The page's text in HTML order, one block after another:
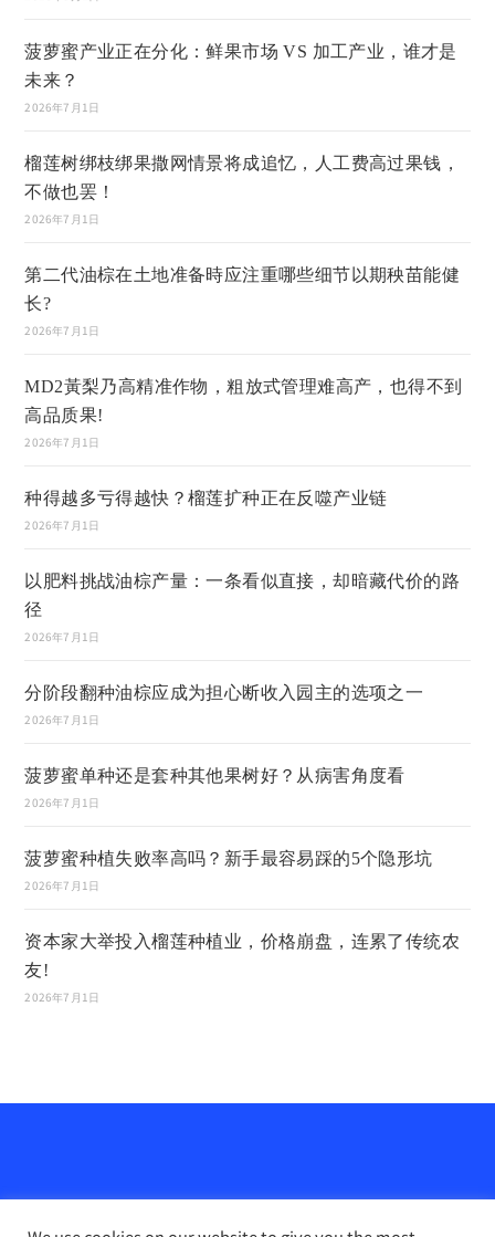
菠萝蜜产业正在分化：鲜果市场 VS 加工产业，谁才是
未来？
2026年7月1日
榴莲树绑枝绑果撒网情景将成追忆，人工费高过果钱，
不做也罢！
2026年7月1日
第二代油棕在土地准备時应注重哪些细节以期秧苗能健
长?
2026年7月1日
MD2黃梨乃高精准作物，粗放式管理难高产，也得不到
高品质果!
2026年7月1日
种得越多亏得越快？榴莲扩种正在反噬产业链
2026年7月1日
以肥料挑战油棕产量：一条看似直接，却暗藏代价的路
径
2026年7月1日
分阶段翻种油棕应成为担心断收入园主的选项之一
2026年7月1日
菠萝蜜单种还是套种其他果树好？从病害角度看
2026年7月1日
菠萝蜜种植失败率高吗？新手最容易踩的5个隐形坑
2026年7月1日
资本家大举投入榴莲种植业，价格崩盘，连累了传统农
友!
2026年7月1日